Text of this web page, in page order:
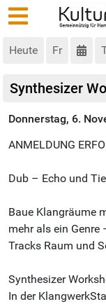
Heute Fr
Synthesizer
Donnerstag, 6.
ANMELDUNG
Dub – Echo und
Baue Klangräume
mehr als ein Genre
Tracks Raum und
Synthesizer
In der